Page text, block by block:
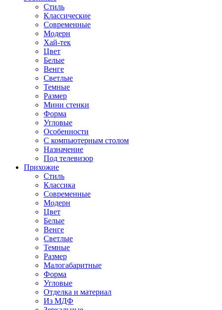
Стиль
Классические
Современные
Модерн
Хай-тек
Цвет
Белые
Венге
Светлые
Темные
Размер
Мини стенки
Форма
Угловые
Особенности
С компьютерным столом
Назначение
Под телевизор
Прихожие
Стиль
Классика
Современные
Модерн
Цвет
Белые
Венге
Светлые
Темные
Размер
Малогабаритные
Форма
Угловые
Отделка и материал
Из МДФ